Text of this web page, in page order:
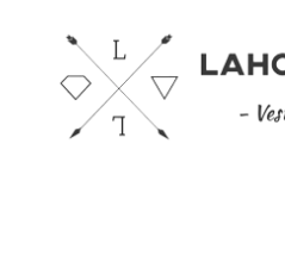
contenido